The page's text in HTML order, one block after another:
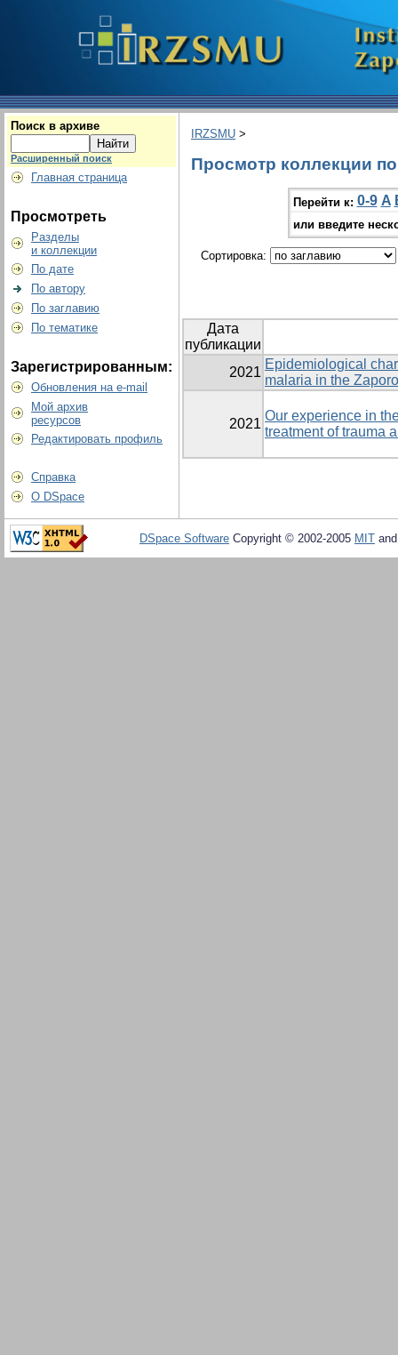
Поиск в архиве
Расширенный поиск
Главная страница
Просмотреть
Разделы
и коллекции
По дате
По автору
По заглавию
По тематике
Зарегистрированным:
Обновления на e-mail
Мой архив
ресурсов
Редактировать профиль
Справка
О DSpace
IRZSMU >
Просмотр коллекции
Перейти к: 0-9 A
или введите
Сортировка:
Дата
публикации
2021
Epidemiological
malaria in the
2021
Our experience in
treatment of trauma
DSpace Software Copyright © 2002-2005 MIT